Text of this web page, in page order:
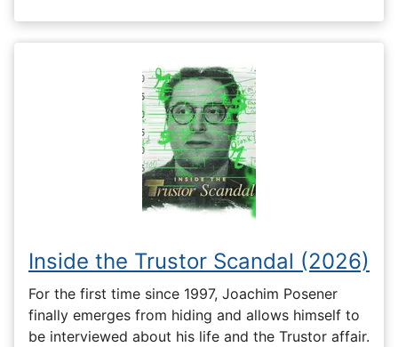
Inside the Trustor Scandal (2026)
For the first time since 1997, Joachim Posener
finally emerges from hiding and allows himself to
be interviewed about his life and the Trustor affair.